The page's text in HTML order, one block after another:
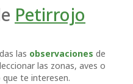
Petirrojo
las observaciones de
las zonas, aves o
te interesen.